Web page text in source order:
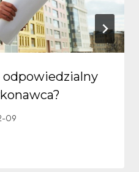
odpowiedzialny
09